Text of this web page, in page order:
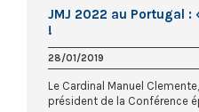
JMJ 2022 au Portugal :
!
28/01/2019
Le Cardinal Manuel
président de la Conférence